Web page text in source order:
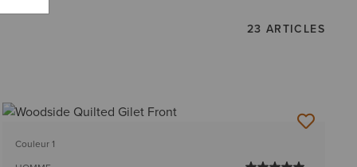
23 ARTICLES
Couleur 1